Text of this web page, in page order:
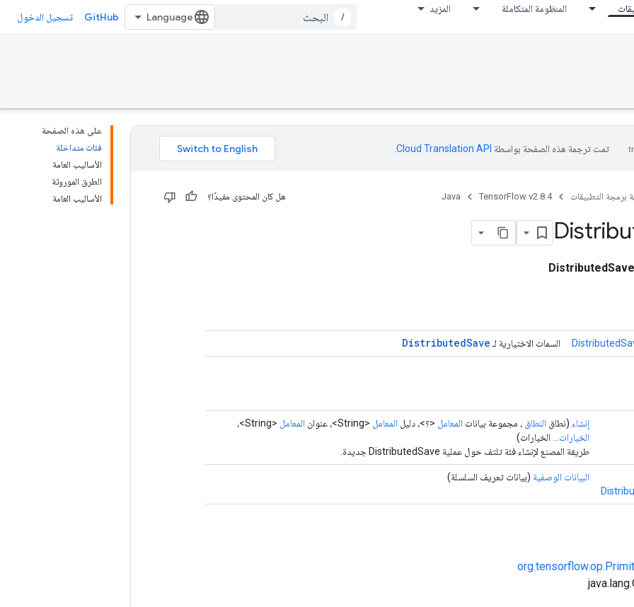
المنظومة المتكاملة المزيد
/
GitHub تسجيل الدخول
على هذه الصفحة
فئات متداخلة
الأساليب العامة
الطرق الموروثة
الأساليب العامة
تمت ترجمة هذه الصفحة بواسطة Cloud Translation API‏
برمجة التطبيقات TensorFlow v2.8.4
Java هل كان المحتوى مفيدًا؟
DistributedSave
السمات الاختيارية لـ DistributedSave
إنشاء (نطاق النطاق ، مجموعة بيانات المعامل <؟>، دليل المعامل <String>، عنوان المعامل <String>،
الخيارات...
الخيارات)
طريقة المصنع لإنشاء فئة تلتف حول عملية DistributedSave جديدة.
البيانات الوصفية (بيانات تعريف السلسلة)